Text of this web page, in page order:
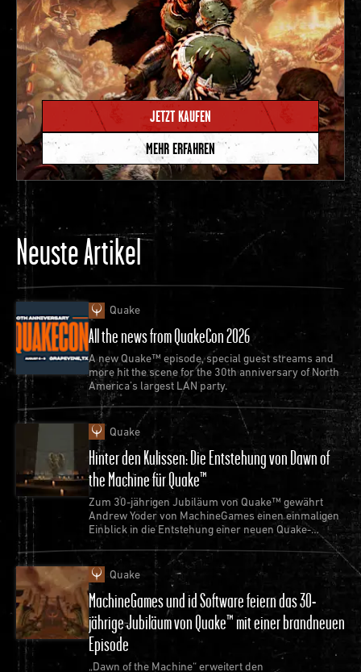
JETZT KAUFEN
MEHR ERFAHREN
Neuste Artikel
Quake
All the news from QuakeCon 2026
A new Quake™ episode, special guest streams and
more hit the scene for the 30th anniversary of North
America’s largest LAN party.
Quake
Hinter den Kulissen: Die Entstehung von Dawn of
the Machine für Quake™
Zum 30-jährigen Jubiläum von Quake™ gewährt
Andrew Yoder von MachineGames einen einmaligen
Einblick in die Entstehung einer neuen Quake-
Episode.
Quake
MachineGames und id Software feiern das 30-
jährige Jubiläum von Quake™ mit einer brandneuen
Episode
„Dawn of the Machine“ erweitert den